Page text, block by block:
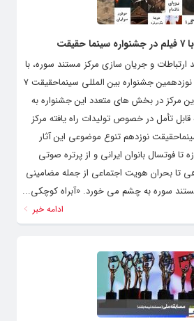
ارتباطات و جریان سازی مرکز مستند سوره، با
اعلام نهایی آثار راه یافته به نوزدهمین جشنواره بین المللی سینماحقیقت ۷
مرکز در بخش های متعدد این جشنواره به
تأمل در خصوص تولیدات راه یافته مرکز
نوزدهم تنوع موضوعی این آثار
از دفاع مقدس ۱۲ روزه تا فوتسال بانوان ایرانی و از پرتره صوتی
تا بحران هویت اجتماعی از جمله مضامینی
سوره به چشم می خورد. «آبراه کوچکی...
ادامه خبر